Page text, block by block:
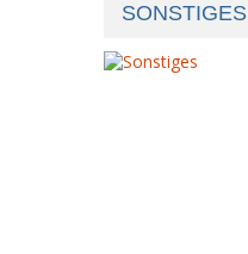
SONSTIGES